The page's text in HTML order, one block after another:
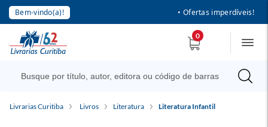
Bem-vindo(a)! • Ofertas imperdíveis!
0
Livrarias Curitiba Livros Literatura Literatura Infantil